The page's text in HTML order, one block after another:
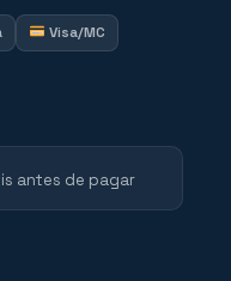
Visa/MC
antes de pagar